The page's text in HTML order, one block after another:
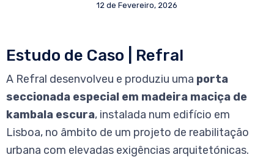
12 de Fevereiro, 2026
Estudo de Caso | Refral
A Refral desenvolveu e produziu uma porta
seccionada especial em madeira maciça de
kambala escura, instalada num edifício em
Lisboa, no âmbito de um projeto de reabilitação
urbana com elevadas exigências arquitetónicas.